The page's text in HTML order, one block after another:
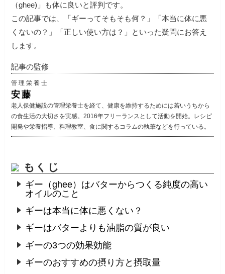
（ghee)」も体に良いと評判です。
この記事では、「ギーってそもそも何？」「本当に体に悪
くないの？」「正しい使い方は？」といった疑問にお答え
します。
記事の監修
管理栄養士
安藤
老人保健施設の管理栄養士を経て、健康を維持するためには若いうちから
の食生活の大切さを実感。2016年フリーランスとして活動を開始。レシピ
開発や栄養指導、料理教室、食に関するコラムの執筆などを行っている。
もくじ
ギー（ghee）はバターからつくる純度の高い
オイルのこと
ギーは本当に体に悪くない？
ギーはバターよりも油脂の質が良い
ギーの3つの効果効能
ギーのおすすめの摂り方と摂取量